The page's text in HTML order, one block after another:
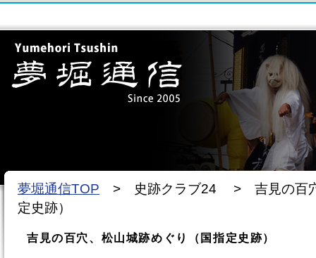
夢堀通信TOP > 史跡クラブ24 > 吉見の百穴
定史跡）
吉見の百穴、松山城跡めぐり（国指定史跡）